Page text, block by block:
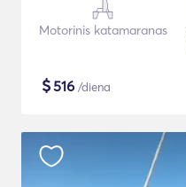
Motorinis katamaranas
$516 /diena